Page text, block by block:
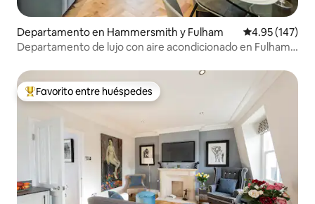
Departamento en Hammersmith y Fulham Calificación
4.95 (147)
Departamento de lujo con aire acondicionado en Fulham
De los mejores en Favorito entre huéspedes
Favorito entre huéspedes